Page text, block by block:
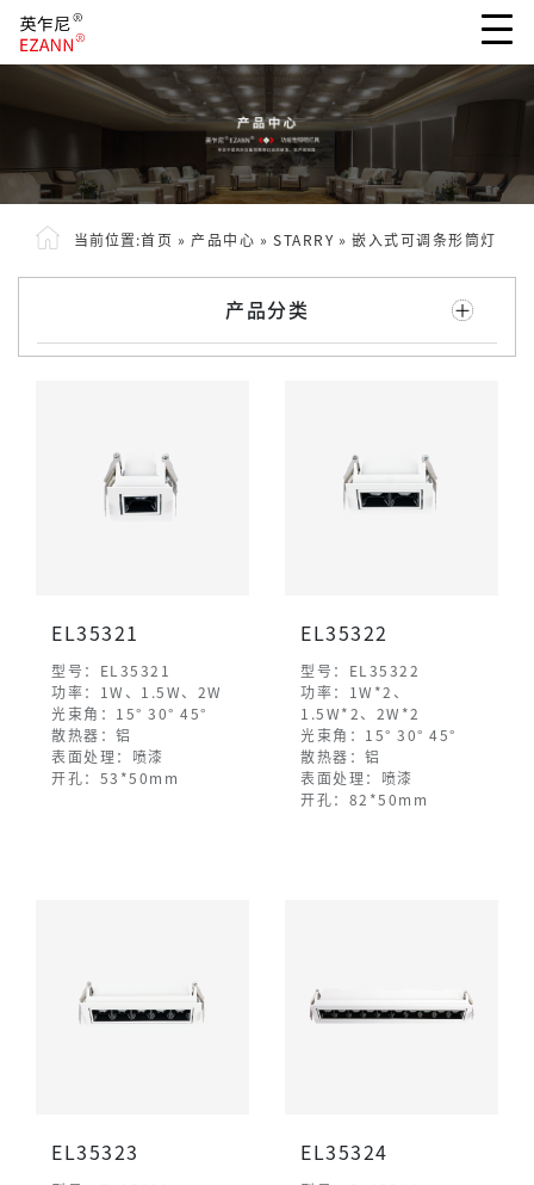
当前位置:首页 » 产品中心 » STARRY » 嵌入式可调条形筒灯
产品分类
EL35321
型号：EL35321
功率：1W、1.5W、2W
光束角：15° 30° 45°
散热器：铝
表面处理：喷漆
开孔：53*50mm
EL35322
型号：EL35322
功率：1W*2、
1.5W*2、2W*2
光束角：15° 30° 45°
散热器：铝
表面处理：喷漆
开孔：82*50mm
EL35323 EL35324